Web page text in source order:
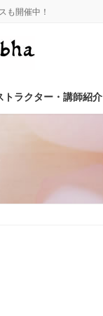
も開催中！
トラクター・講師紹介